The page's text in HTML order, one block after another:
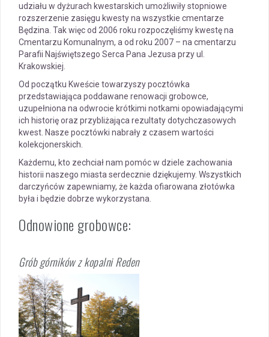
udziału w dyżurach kwestarskich umożliwiły stopniowe
rozszerzenie zasięgu kwesty na wszystkie cmentarze
Będzina. Tak więc od 2006 roku rozpoczęliśmy kwestę na
Cmentarzu Komunalnym, a od roku 2007 – na cmentarzu
Parafii Najświętszego Serca Pana Jezusa przy ul.
Krakowskiej.
Od początku Kweście towarzyszy pocztówka
przedstawiająca poddawane renowacji grobowce,
uzupełniona na odwrocie krótkimi notkami opowiadającymi
ich historię oraz przybliżająca rezultaty dotychczasowych
kwest. Nasze pocztówki nabrały z czasem wartości
kolekcjonerskich.
Każdemu, kto zechciał nam pomóc w dziele zachowania
historii naszego miasta serdecznie dziękujemy. Wszystkich
darczyńców zapewniamy, że każda ofiarowana złotówka
była i będzie dobrze wykorzystana.
Odnowione grobowce:
Grób górników z kopalni Reden